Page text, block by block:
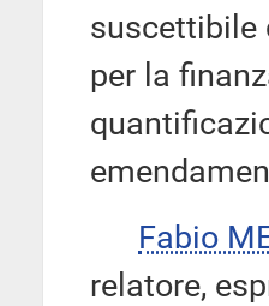
suscettibile
per la
Fabio
relatore,